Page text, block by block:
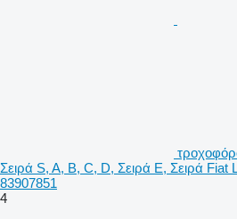
Σειρά S, A, B, C, D, Σειρά E, Σειρά
83907851
4